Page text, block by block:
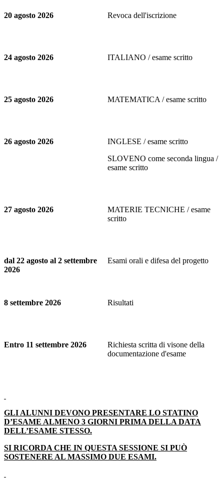
20 agosto 2026 Revoca dell'iscrizione
24 agosto 2026 ITALIANO / esame scritto
25 agosto 2026 MATEMATICA / esame scritto
26 agosto 2026
INGLESE / esame scritto
SLOVENO come seconda lingua /
esame scritto
27 agosto 2026
MATERIE TECNICHE / esame
scritto
dal 22 agosto al 2 settembre
2026
Esami orali e difesa del progetto
8 settembre 2026 Risultati
Entro 11 settembre 2026
Richiesta scritta di visone della
documentazione d'esame
GLI ALUNNI DEVONO PRESENTARE LO STATINO
D’ESAME ALMENO 3 GIORNI PRIMA DELLA DATA
DELL’ESAME STESSO.
SI RICORDA CHE IN QUESTA SESSIONE SI PUÒ
SOSTENERE AL MASSIMO DUE ESAMI.